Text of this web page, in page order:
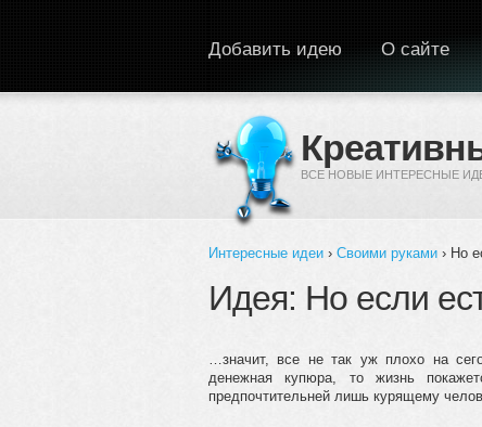
ВСЕ НОВЫЕ ИНТЕРЕСНЫЕ
Добавить идею О сайте
Вы здесь
Интересные идеи › Своими руками › Но
Идея: Но если
…значит, все не так уж плохо на
денежная купюра, то жизнь
предпочтительней лишь курящему